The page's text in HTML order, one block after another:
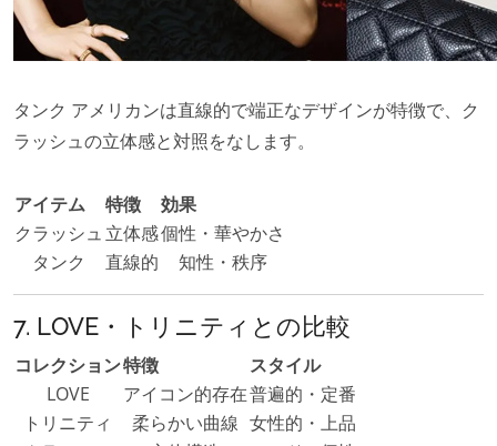
タンク アメリカンは直線的で端正なデザインが特徴で、ク
ラッシュの立体感と対照をなします。
アイテム 特徴
効果
クラッシュ 立体感個性・華やかさ
タンク
直線的 知性・秩序
7. LOVE・トリニティとの比較
コレクション特徴
スタイル
LOVE
アイコン的存在普遍的・定番
トリニティ
柔らかい曲線 女性的・上品